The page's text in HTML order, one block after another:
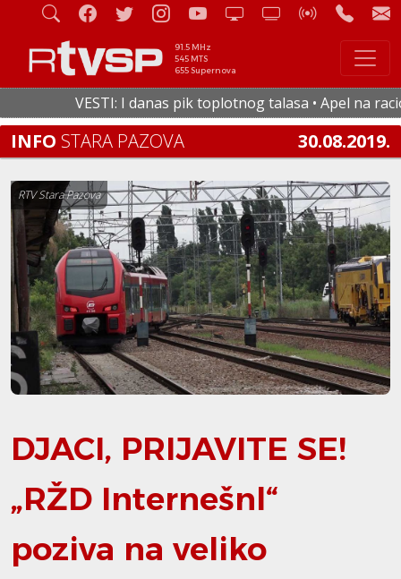
91.5 MHz
545 MTS
655 Supernova
VESTI: I danas pik toplotnog talasa • Apel na
INFO STARA PAZOVA 30.08.2019.
RTV Stara Pazova
DJACI, PRIJAVITE SE!
„RŽD Internešnl“
poziva na veliko